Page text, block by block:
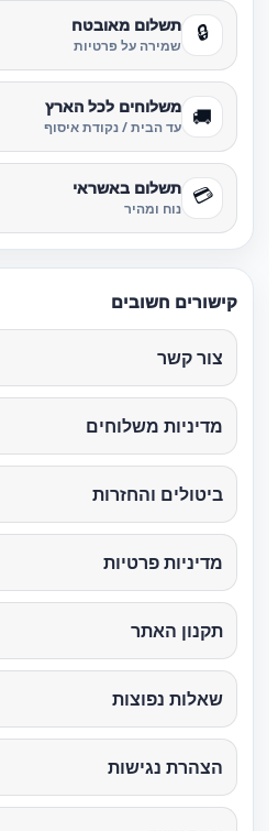
🔒 תשלום מאובטח
שמירה על פרטיות
🚚 משלוחים לכל הארץ
עד הבית / נקודת איסוף
💳 תשלום באשראי
נוח ומהיר
קישורים חשובים
צור קשר
מדיניות משלוחים
ביטולים והחזרות
מדיניות פרטיות
תקנון האתר
שאלות נפוצות
הצהרת נגישות